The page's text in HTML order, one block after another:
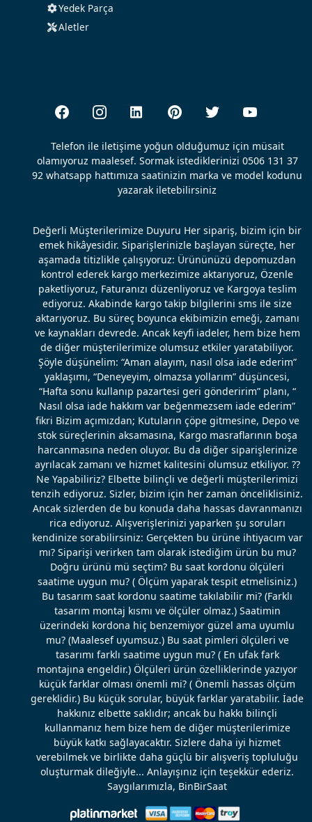
Yedek Parça
Aletler
Telefon ile iletişime yoğun olduğumuz için müsait
olamıyoruz maalesef. Sormak istediklerinizi 0506 131 37
92 whatsapp hattımıza saatinizin marka ve model kodunu
yazarak iletebilirsiniz
Değerli Müşterilerimize Duyuru Her sipariş, bizim için bir
emek hikâyesidir. Siparişlerinizle başlayan süreçte, her
aşamada titizlikle çalışıyoruz: Ürününüzü depomuzdan
kontrol ederek kargo merkezimize aktarıyoruz, Özenle
paketliyoruz, Faturanızı düzenliyoruz ve Kargoya teslim
ediyoruz. Akabinde kargo takip bilgilerini sms ile size
aktarıyoruz. Bu süreç boyunca ekibimizin emeği, zamanı
ve kaynakları devrede. Ancak keyfi iadeler, hem bize hem
de diğer müşterilerimize olumsuz etkiler yaratabiliyor.
Şöyle düşünelim: “Aman alayım, nasıl olsa iade ederim”
yaklaşımı, “Deneyeyim, olmazsa yollarım” düşüncesi,
“Hafta sonu kullanıp pazartesi geri gönderirim” planı, “
Nasıl olsa iade hakkım var beğenmezsem iade ederim”
fikri Bizim açımızdan; Kutuların çöpe gitmesine, Depo ve
stok süreçlerinin aksamasına, Kargo masraflarının boşa
harcanmasına neden oluyor. Bu da diğer siparişlerinize
ayrılacak zamanı ve hizmet kalitesini olumsuz etkiliyor. ??
Ne Yapabiliriz? Elbette bilinçli ve değerli müşterilerimizi
tenzih ediyoruz. Sizler, bizim için her zaman önceliklisiniz.
Ancak sizlerden de bu konuda daha hassas davranmanızı
rica ediyoruz. Alışverişlerinizi yaparken şu soruları
kendinize sorabilirsiniz: Gerçekten bu ürüne ihtiyacım var
mı? Siparişi verirken tam olarak istediğim ürün bu mu?
Doğru ürünü mü seçtim? Bu saat kordonu ölçüleri
saatime uygun mu? ( Ölçüm yaparak tespit etmelisiniz.)
Bu tasarım saat kordonu saatime takılabilir mi? (Farklı
tasarım montaj kısmı ve ölçüler olmaz.) Saatimin
üzerindeki kordona hiç benzemiyor güzel ama uyumlu
mu? (Maalesef uyumsuz.) Bu saat pimleri ölçüleri ve
tasarımı farklı saatime uygun mu? ( En ufak fark
montajına engeldir.) Ölçüleri ürün özelliklerinde yazıyor
küçük farklar olması önemli mi? ( Önemli hassas ölçüm
gereklidir.) Bu küçük sorular, büyük farklar yaratabilir. İade
hakkınız elbette saklıdır; ancak bu hakkı bilinçli
kullanmanız hem bize hem de diğer müşterilerimize
büyük katkı sağlayacaktır. Sizlere daha iyi hizmet
verebilmek ve birlikte daha güçlü bir alışveriş topluluğu
oluşturmak dileğiyle... Anlayışınız için teşekkür ederiz.
Saygılarımızla, BinBirSaat